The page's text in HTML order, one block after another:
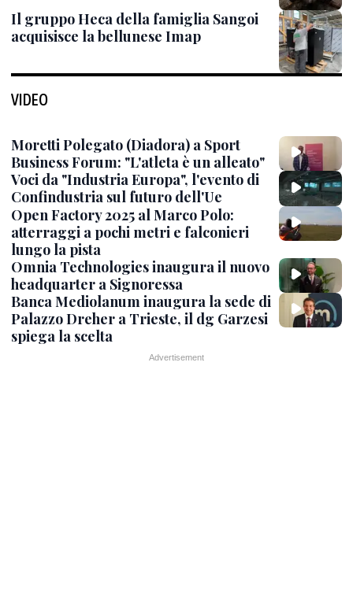
Il gruppo Heca della famiglia Sangoi
acquisisce la bellunese Imap
VIDEO
Moretti Polegato (Diadora) a Sport
Business Forum: "L'atleta è un alleato"
Voci da "Industria Europa", l'evento di
Confindustria sul futuro dell'Ue
Open Factory 2025 al Marco Polo:
atterraggi a pochi metri e falconieri
lungo la pista
Omnia Technologies inaugura il nuovo
headquarter a Signoressa
Banca Mediolanum inaugura la sede di
Palazzo Dreher a Trieste, il dg Garzesi
spiega la scelta